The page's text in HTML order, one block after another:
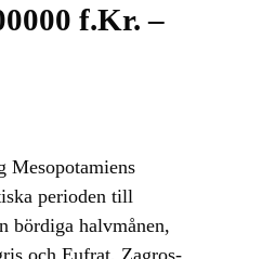
f.Kr. –
Mesopotamiens
perioden till
bördiga halvmånen,
och Eufrat, Zagros-